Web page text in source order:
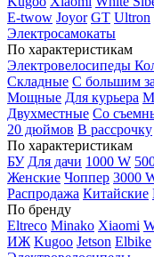
E-twow Joyor GT Ultron
Электросамокаты
По характеристикам
Электровелосипеды
Складные С большим
Мощные Для курьера
Двухместные Со
20 дюймов В рассрочку
По характеристикам
БУ Для дачи 1000 W
Женские Чоппер 3000
Распродажа Китайские
По бренду
Eltreco Minako Xiaomi
ИЖ Kugoo Jetson Elbike